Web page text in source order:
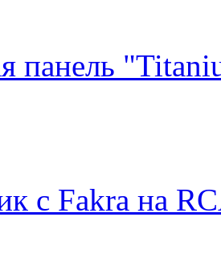
панель
с Fakra на